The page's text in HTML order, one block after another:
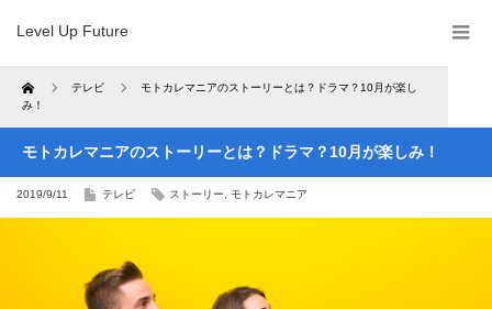
Level Up Future
Home テレビ
モトカレマニアのストーリーとは？ドラマ？10月が楽し
み！
モトカレマニアのストーリーとは？ドラマ？10月が楽しみ！
2019/9/11 テレビ ストーリー モトカレマニア